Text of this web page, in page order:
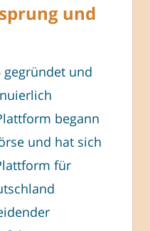
und
gegründet und
begann
und hat sich
für